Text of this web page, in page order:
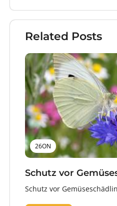
Related Posts
26ON
Schutz vor
Schutz vor